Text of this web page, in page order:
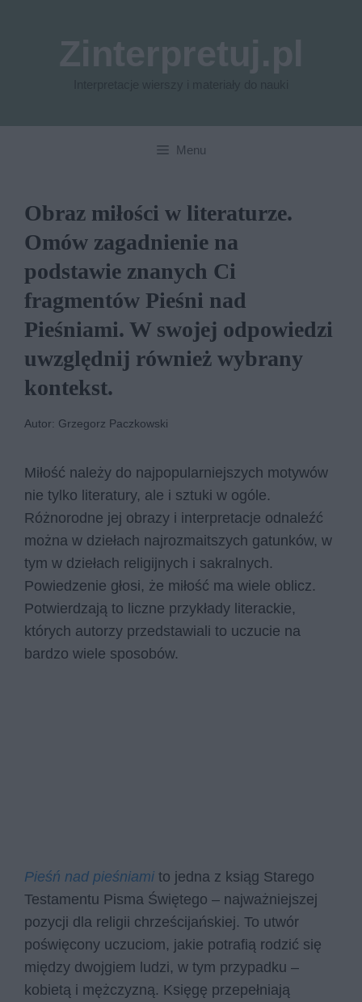
Menu
Obraz miłości w literaturze.
Omów zagadnienie na
podstawie znanych Ci
fragmentów Pieśni nad
Pieśniami. W swojej odpowiedzi
uwzględnij również wybrany
kontekst.
Autor: Grzegorz Paczkowski
Miłość należy do najpopularniejszych motywów
nie tylko literatury, ale i sztuki w ogóle.
Różnorodne jej obrazy i interpretacje odnaleźć
można w dziełach najrozmaitszych gatunków, w
tym w dziełach religijnych i sakralnych.
Powiedzenie głosi, że miłość ma wiele oblicz.
Potwierdzają to liczne przykłady literackie,
których autorzy przedstawiali to uczucie na
bardzo wiele sposobów.
Pieśń nad pieśniami to jedna z ksiąg Starego
Testamentu Pisma Świętego – najważniejszej
pozycji dla religii chrześcijańskiej. To utwór
poświęcony uczuciom, jakie potrafią rodzić się
między dwojgiem ludzi, w tym przypadku –
kobietą i mężczyzną. Księgę przepełniają